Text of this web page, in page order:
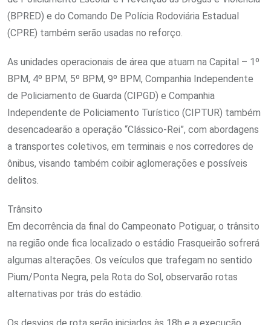
(BPRED) e do Comando De Polícia Rodoviária Estadual
(CPRE) também serão usadas no reforço.
As unidades operacionais de área que atuam na Capital – 1º
BPM, 4º BPM, 5º BPM, 9º BPM, Companhia Independente
de Policiamento de Guarda (CIPGD) e Companhia
Independente de Policiamento Turístico (CIPTUR) também
desencadearão a operação “Clássico-Rei”, com abordagens
a transportes coletivos, em terminais e nos corredores de
ônibus, visando também coibir aglomerações e possíveis
delitos.
Trânsito
Em decorrência da final do Campeonato Potiguar, o trânsito
na região onde fica localizado o estádio Frasqueirão sofrerá
algumas alterações. Os veículos que trafegam no sentido
Pium/Ponta Negra, pela Rota do Sol, observarão rotas
alternativas por trás do estádio.
Os desvios de rota serão iniciados às 18h e a execução